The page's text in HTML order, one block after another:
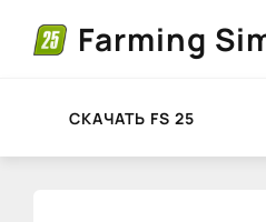
Farming
СКАЧАТЬ FS 25